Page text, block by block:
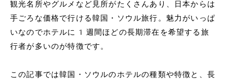
観光名所やグルメなど見所がたくさんあり、日本からは
手ごろな価格で行ける韓国・ソウル旅行。魅力がいっぱ
いなのでホテルに1週間ほどの長期滞在を希望する旅
行者が多いのが特徴です。
この記事では韓国・ソウルのホテルの種類や特徴と、長